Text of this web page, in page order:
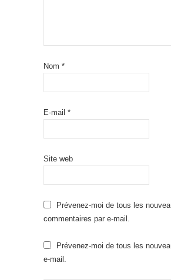
Nom *
E-mail *
Site web
Prévenez-moi de tous les
commentaires par e-mail.
Prévenez-moi de tous les
e-mail.